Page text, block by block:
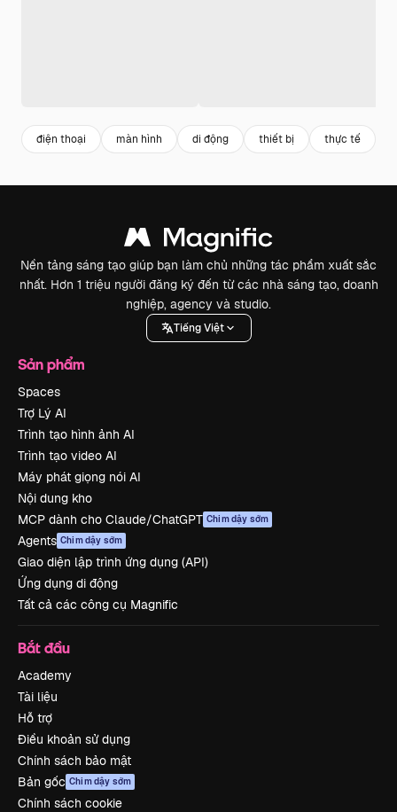
điện thoại màn hình di động thiết bị thực tế
Nền tảng sáng tạo giúp bạn làm chủ những tác phẩm xuất sắc
nhất. Hơn 1 triệu người đăng ký đến từ các nhà sáng tạo, doanh
nghiệp, agency và studio.
Tiếng Việt
Sản phẩm
Spaces
Trợ Lý AI
Trình tạo hình ảnh AI
Trình tạo video AI
Máy phát giọng nói AI
Nội dung kho
MCP dành cho Claude/ChatGPT Chim dậy sớm
Agents Chim dậy sớm
Giao diện lập trình ứng dụng (API)
Ứng dụng di động
Tất cả các công cụ Magnific
Bắt đầu
Academy
Tài liệu
Hỗ trợ
Điều khoản sử dụng
Chính sách bảo mật
Bản gốc Chim dậy sớm
Chính sách cookie